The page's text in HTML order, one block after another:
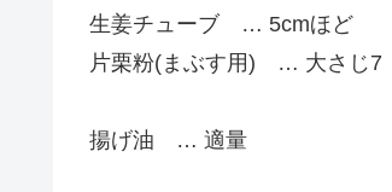
生姜チューブ … 5cmほど
片栗粉(まぶす用) … 大さじ7
揚げ油 … 適量